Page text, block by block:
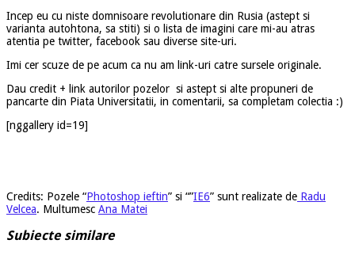
Incep eu cu niste domnisoare revolutionare din Rusia (astept si
varianta autohtona, sa stiti) si o lista de imagini care mi-au atras
atentia pe twitter, facebook sau diverse site-uri.
Imi cer scuze de pe acum ca nu am link-uri catre sursele originale.
Dau credit + link autorilor pozelor si astept si alte propuneri de
pancarte din Piata Universitatii, in comentarii, sa completam colectia :)
[nggallery id=19]
Credits: Pozele “Photoshop ieftin” si “”IE6” sunt realizate de Radu
Velcea. Multumesc Ana Matei
Subiecte similare